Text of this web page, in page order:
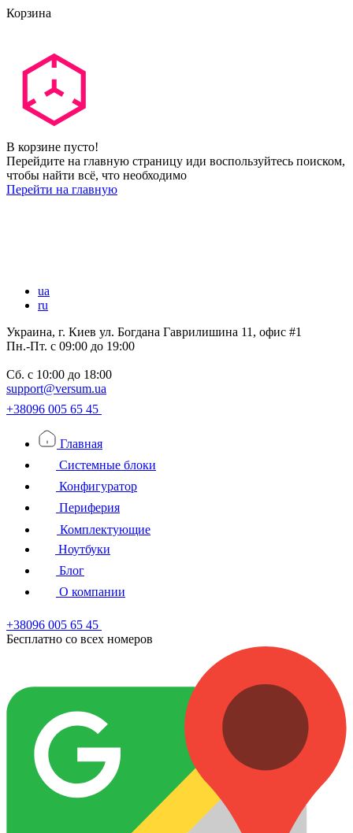
Корзина
В корзине пусто!
Перейдите на главную страницу иди воспользуйтесь поиском,
чтобы найти всё, что необходимо
Перейти на главную
ua
ru
Украина, г. Киев ул. Богдана Гаврилишина 11, офис #1
Пн.-Пт. с 09:00 до 19:00
Сб. с 10:00 до 18:00
support@versum.ua
+38096 005 65 45
Главная
Системные блоки
Конфигуратор
Периферия
Комплектующие
Ноутбуки
Блог
О компании
+38096 005 65 45
Бесплатно со всех номеров